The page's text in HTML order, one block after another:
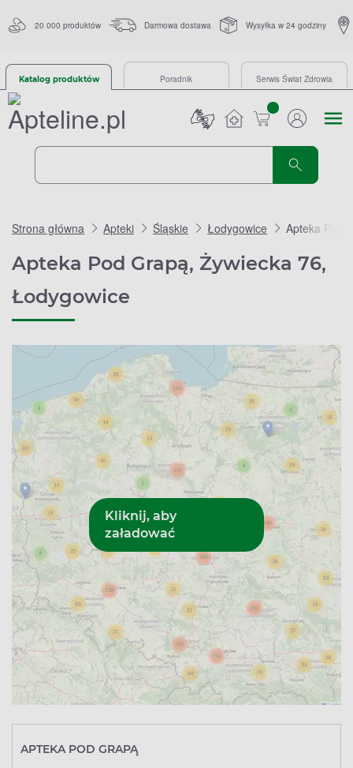
20 000 produktów Darmowa dostawa Wysyłka w 24 godziny
Katalog produktów Poradnik Serwis Świat Zdrowia
sztuk
Strona główna Apteki Śląskie Łodygowice Apteka Pod
Apteka Pod Grapą, Żywiecka 76,
Łodygowice
APTEKA POD GRAPĄ